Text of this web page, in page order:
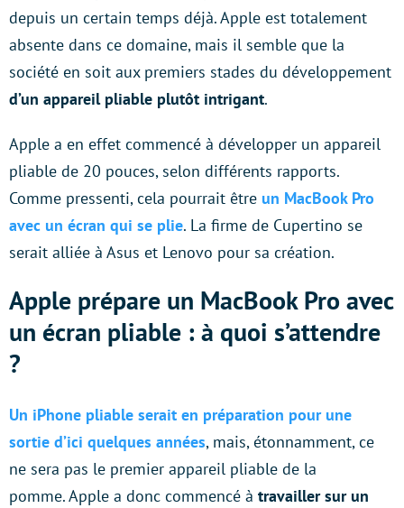
depuis un certain temps déjà. Apple est totalement
absente dans ce domaine, mais il semble que la
société en soit aux premiers stades du développement
d’un appareil pliable plutôt intrigant.
Apple a en effet commencé à développer un appareil
pliable de 20 pouces, selon différents rapports.
Comme pressenti, cela pourrait être un MacBook Pro
avec un écran qui se plie. La firme de Cupertino se
serait alliée à Asus et Lenovo pour sa création.
Apple prépare un MacBook Pro avec
un écran pliable : à quoi s’attendre
?
Un iPhone pliable serait en préparation pour une
sortie d’ici quelques années, mais, étonnamment, ce
ne sera pas le premier appareil pliable de la
pomme. Apple a donc commencé à travailler sur un